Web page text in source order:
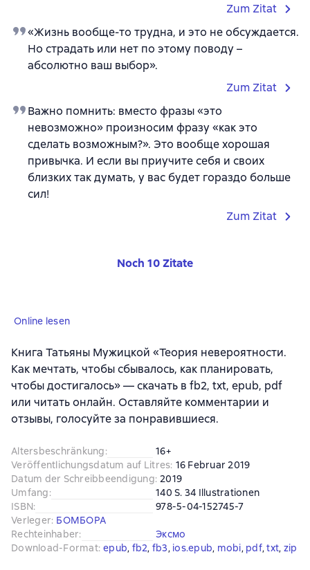
Zum Zitat
«Жизнь вообще-то трудна, и это не обсуждается.
Но страдать или нет по этому поводу –
абсолютно ваш выбор».
Zum Zitat
Важно помнить: вместо фразы «это
невозможно» произносим фразу «как это
сделать возможным?». Это вообще хорошая
привычка. И если вы приучите себя и своих
близких так думать, у вас будет гораздо больше
сил!
Zum Zitat
Noch 10 Zitate
Online lesen
Книга Татьяны Мужицкой «Теория невероятности.
Как мечтать, чтобы сбывалось, как планировать,
чтобы достигалось» — скачать в fb2, txt, epub, pdf
или читать онлайн. Оставляйте комментарии и
отзывы, голосуйте за понравившиеся.
Altersbeschränkung:
16+
Veröffentlichungsdatum auf Litres: 16 Februar 2019
Datum der Schreibbeendigung: 2019
Umfang:
140 S. 34 Illustrationen
ISBN:
978-5-04-152745-7
Verleger: БОМБОРА
Rechteinhaber:
Эксмо
Download-Format: epub, fb2, fb3, ios.epub, mobi, pdf, txt, zip